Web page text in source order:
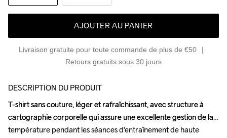
AJOUTER AU PANIER
Livraison gratuite pour toute commande de plus de €50
Retours gratuits sous 30 jours
DESCRIPTION DU PRODUIT
T-shirt sans couture, léger et rafraîchissant, avec structure à
cartographie corporelle qui assure une excellente gestion de la
température pendant les séances d'entraînement de haute
T-shirt sans couture, léger et rafraîchissant, avec structure à
cartographie corporelle qui assure une excellente gestion de la
température pendant les séances d'entraînement de haute